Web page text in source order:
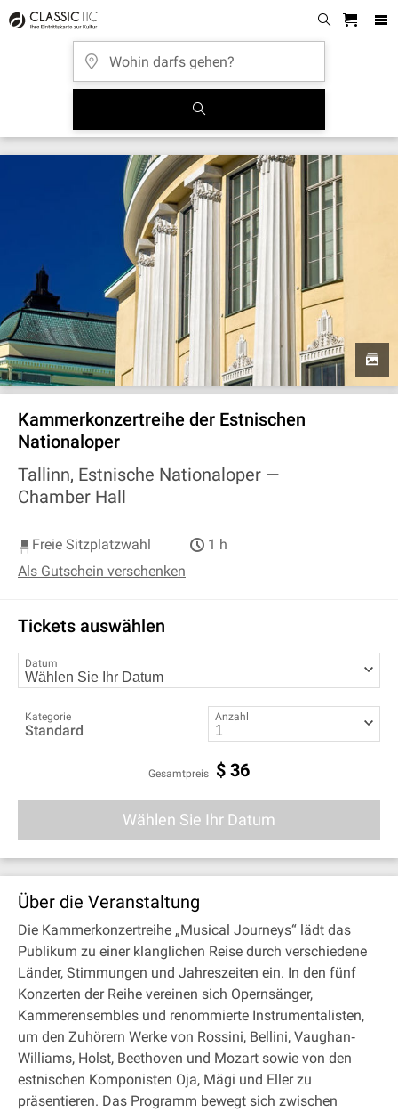
Kammerkonzertreihe der Estnischen
Nationaloper
Tallinn, Estnische Nationaloper —
Chamber Hall
Freie Sitzplatzwahl
1 h
Als Gutschein verschenken
Tickets auswählen
Datum
Kategorie
Standard
Anzahl
Gesamtpreis $ 36
Wählen Sie Ihr Datum
Über die Veranstaltung
Die Kammerkonzertreihe „Musical Journeys“ lädt das
Publikum zu einer klanglichen Reise durch verschiedene
Länder, Stimmungen und Jahreszeiten ein. In den fünf
Konzerten der Reihe vereinen sich Opernsänger,
Kammerensembles und renommierte Instrumentalisten,
um den Zuhörern Werke von Rossini, Bellini, Vaughan‐
Williams, Holst, Beethoven und Mozart sowie von den
estnischen Komponisten Oja, Mägi und Eller zu
präsentieren. Das Programm bewegt sich zwischen